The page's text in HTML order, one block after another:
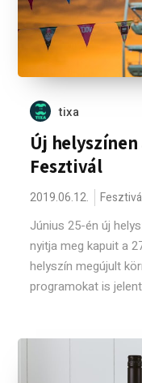
tixa
Új helyszínen
Fesztivál
2019.06.12.
Június 25-én új
nyitja meg kapuit a
helyszín megújult
programokat is